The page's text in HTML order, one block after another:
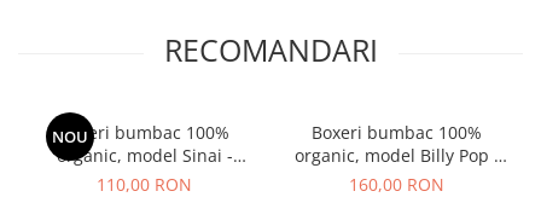
RECOMANDARI
NOU
Boxeri bumbac 100%
organic, model Sinai -
diverse marimi
110,00 RON
Boxeri bumbac 100%
organic, model Billy Pop -
diverse marimi
160,00 RON